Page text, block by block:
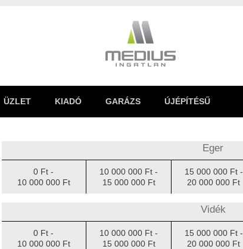
ÜZLET KIADÓ GARÁZS ÚJÉPÍTÉSŰ
Eger
0 Ft -
10 000 000 Ft
10 000 000 Ft -
15 000 000 Ft
15 000 000 Ft -
20 000 000 Ft
Vidék
0 Ft -
10 000 000 Ft
10 000 000 Ft -
15 000 000 Ft
15 000 000 Ft -
20 000 000 Ft